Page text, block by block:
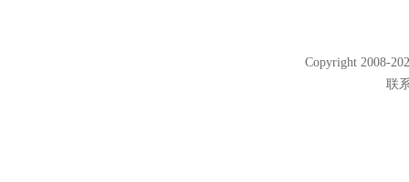
Copyright 2008-
联